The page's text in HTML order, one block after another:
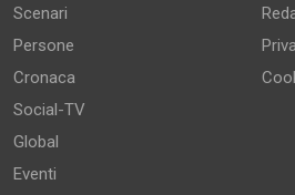
Scenari
Persone
Cronaca
Social-TV
Global
Eventi